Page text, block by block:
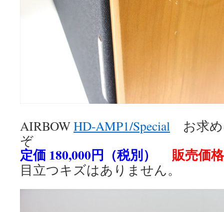
AIRBOWHD-AMP1/Special お求
ぞ
定価 180,000円（税別） 販売価
目立つキズはありません。